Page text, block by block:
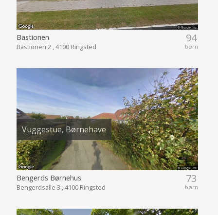
94
børn
Bastionen
Bastionen 2 , 4100 Ringsted
Vuggestue, Børnehave
73
børn
Bengerds Børnehus
Bengerdsalle 3 , 4100 Ringsted